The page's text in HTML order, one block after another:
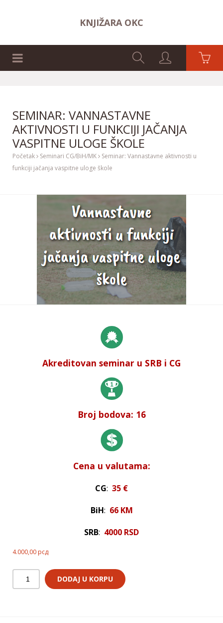
KNJIŽARA OKC
SEMINAR: VANNASTAVNE
AKTIVNOSTI U FUNKCIJI JAČANJA
VASPITNE ULOGE ŠKOLE
Početak Seminari CG/BiH/MK
Seminar: Vannastavne aktivnosti u
funkciji jačanja vaspitne uloge škole
Akreditovan seminar u SRB i CG
Broj bodova: 16
Cena u valutama:
CG: 35 €
BiH: 66 KM
SRB: 4000 RSD
4.000,00 рсд
DODAJ U KORPU